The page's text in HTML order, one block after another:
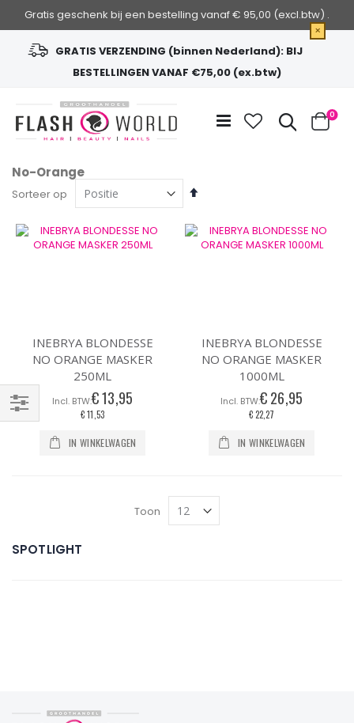
Gratis geschenk bij een bestelling vanaf € 95,00 (excl.btw) .
×
GRATIS VERZENDING (binnen Nederland): BIJ
BESTELLINGEN VANAF €75,00 (ex.btw)
de
inhoud
Zoek
Cart
0
No-Orange
Sorteer op
Van
laag
sorteren
INEBRYA BLONDESSE
NO ORANGE MASKER
250ML
€ 13,95
€ 11,53
IN WINKELWAGEN
INEBRYA BLONDESSE
NO ORANGE MASKER
1000ML
€ 26,95
€ 22,27
IN WINKELWAGEN
Toon
Filteren
SPOTLIGHT